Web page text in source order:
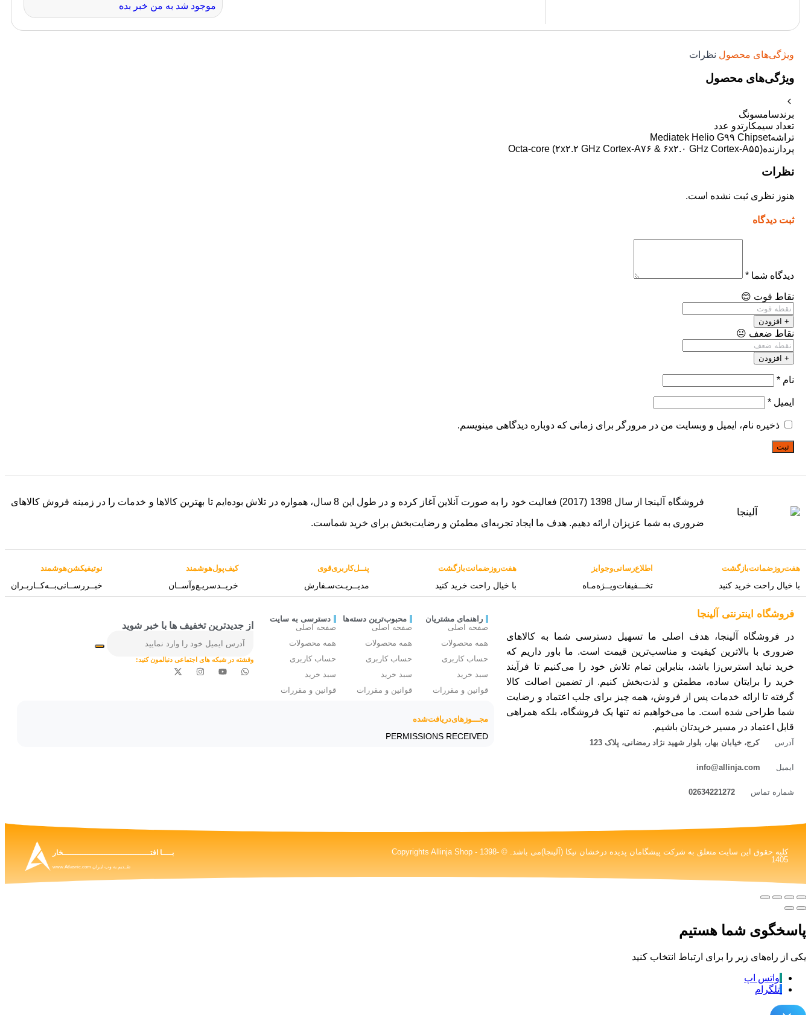
موجود شد به من خبر بده
ویژگی‌های محصول نظرات
ویژگی‌های محصول
برندسامسونگ
تعداد سیمکارتدو عدد
تراشهMediatek Helio G۹۹ Chipset
پردازندهOcta-core (۲x۲.۲ GHz Cortex-A۷۶ & ۶x۲.۰ GHz Cortex-A۵۵)
نظرات
هنوز نظری ثبت نشده است.
ثبت دیدگاه
دیدگاه شما *
نقاط قوت 😊
+ افزودن
نقاط ضعف 😐
+ افزودن
نام *
ایمیل *
ذخیره نام، ایمیل و وبسایت من در مرورگر برای زمانی که دوباره دیدگاهی مینویسم.
ثبت
فروشگاه آلینجا از سال 1398 (2017) فعالیت خود را به صورت آنلاین آغاز کرده و در طول این 8 سال، همواره در تلاش بوده‌ایم تا بهترین کالاها و خدمات را در زمینه فروش کالاهای
ضروری به شما عزیزان ارائه دهیم. هدف ما ایجاد تجربه‌ای مطمئن و رضایت‌بخش برای خرید شماست.
هفت‌روز‌ضمانت‌بازگشت
با خیال راحت خرید کنید
اطلاع‌رسانی‌و‌جوایز
تخـــفیفات‌ویــژه‌مـاه
هفت‌روز‌ضمانت‌بازگشت
با خیال راحت خرید کنید
پنــل‌کاربری‌قوی
مدیــریـت‌سـفارش
کیف‌پول‌هوشمند
خریــد‌سریـع‌و‌آســان
نوتیفیکشن‌هوشمند
خبــررســانی‌بــه‌کــاربـران
فروشگاه‌ اینترنتی‌ آلینجا
در فروشگاه آلینجا، هدف اصلی ما تسهیل دسترسی شما به کالاهای
ضروری با بالاترین کیفیت و مناسب‌ترین قیمت است. ما باور داریم که
خرید نباید استرس‌زا باشد، بنابراین تمام تلاش خود را می‌کنیم تا فرآیند
خرید را برایتان ساده، مطمئن و لذت‌بخش کنیم. از تضمین اصالت کالا
گرفته تا ارائه خدمات پس از فروش، همه چیز برای جلب اعتماد و رضایت
شما طراحی شده است. ما می‌خواهیم نه تنها یک فروشگاه، بلکه همراهی
قابل اعتماد در مسیر خریدتان باشیم.
آدرس کرج، خیابان بهار، بلوار شهید نژاد رمضانی، پلاک 123
ایمیل info@allinja.com
شماره تماس 02634221272
راهنمای مشتریان
صفحه اصلی
همه محصولات
حساب کاربری
سبد خرید
قوانین و مقررات
محبوب‌ترین دسته‌ها
صفحه اصلی
همه محصولات
حساب کاربری
سبد خرید
قوانین و مقررات
دسترسی به سایت
صفحه اصلی
همه محصولات
حساب کاربری
سبد خرید
قوانین و مقررات
از جدیدترین تخفیف ها با خبر شوید
وقشته در شبکه های اجتماعی دنبالمون کنید:
مجـــوز‌های‌دریافت‌شده
PERMISSIONS RECEIVED
کلیه حقوق این سایت متعلق به شرکت پیشگامان پدیده درخشان نیکا (آلینجا)می باشد. © Copyrights Allinja Shop - 1398-
1405
بــــا افتــــــــــــــــــــــــــــــــــــخار
تقــدیم به وب ایـران www.Atlasnic.com
پاسخگوی شما هستیم
یکی از راه‌های زیر را برای ارتباط انتخاب کنید
واتس اپ
تلگرام